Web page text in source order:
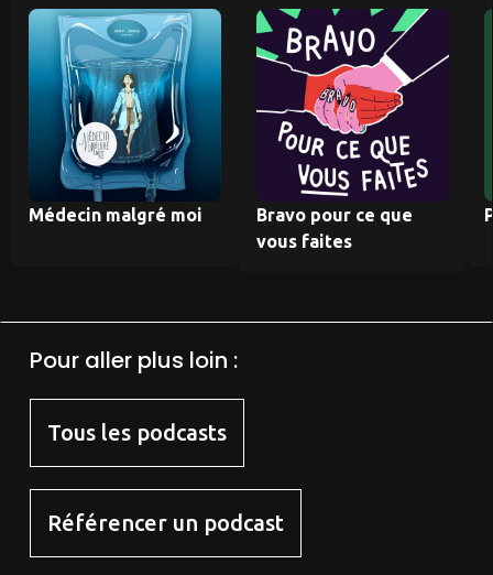
Médecin malgré moi
Bravo pour ce que
vous faites
Pour aller plus loin :
Tous les podcasts
Référencer un podcast